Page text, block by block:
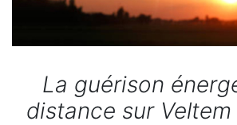
La guérison
distance sur Veltem